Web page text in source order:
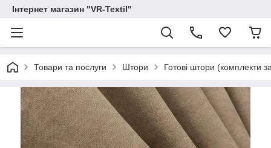
Інтернет магазин "VR-Textil"
Товари та послуги Штори Готові штори (комплекти